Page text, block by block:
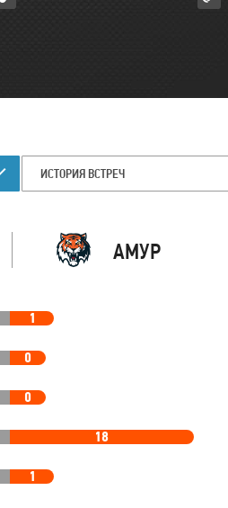
ИСТОРИЯ ВСТРЕЧ
АМУР
1
0
0
18
1